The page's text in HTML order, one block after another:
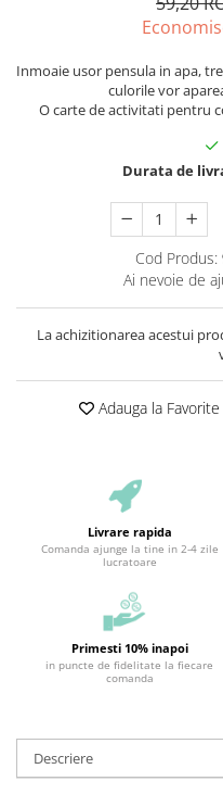
Inmoaie usor pensula in apa,
culorile vor
O carte de activitati pentru
Durata de
Cod Produs:
Ai nevoie de
La achizitionarea acestui
Adauga la Favorite
Livrare rapida
Comanda ajunge la tine in 2-4 zile
lucratoare
Primesti 10% inapoi
in puncte de fidelitate la fiecare
comanda
Descriere